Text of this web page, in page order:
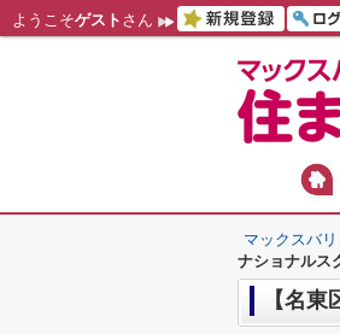
ようこそゲスト さん
マックスバ
ナショナルス
【名